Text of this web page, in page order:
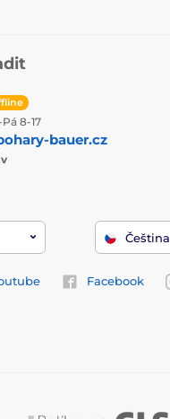
8-17
bauer.cz
Čeština
Facebook